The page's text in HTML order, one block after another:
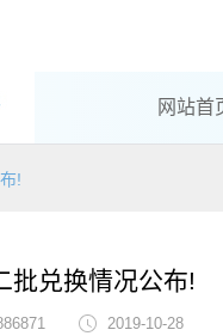
网站首
!
批兑换情况公布!
2019-10-28